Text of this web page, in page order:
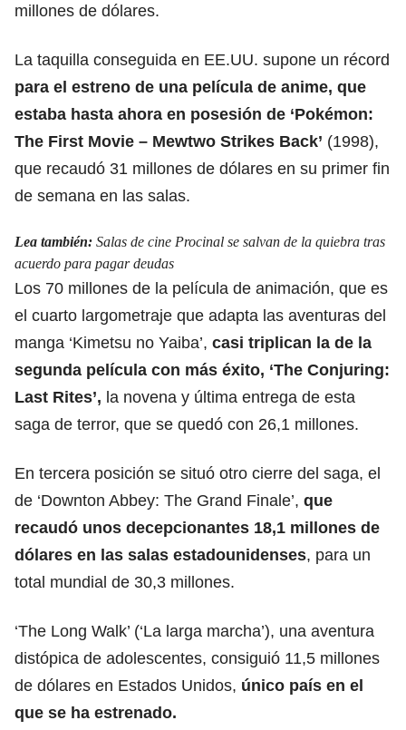
millones de dólares.
La taquilla conseguida en EE.UU. supone un récord
para el estreno de una película de anime, que
estaba hasta ahora en posesión de ‘Pokémon:
The First Movie – Mewtwo Strikes Back’ (1998),
que recaudó 31 millones de dólares en su primer fin
de semana en las salas.
Lea también: Salas de cine Procinal se salvan de la quiebra tras
acuerdo para pagar deudas
Los 70 millones de la película de animación, que es
el cuarto largometraje que adapta las aventuras del
manga ‘Kimetsu no Yaiba’, casi triplican la de la
segunda película con más éxito, ‘The Conjuring:
Last Rites’, la novena y última entrega de esta
saga de terror, que se quedó con 26,1 millones.
En tercera posición se situó otro cierre del saga, el
de ‘Downton Abbey: The Grand Finale’, que
recaudó unos decepcionantes 18,1 millones de
dólares en las salas estadounidenses, para un
total mundial de 30,3 millones.
‘The Long Walk’ (‘La larga marcha’), una aventura
distópica de adolescentes, consiguió 11,5 millones
de dólares en Estados Unidos, único país en el
que se ha estrenado.